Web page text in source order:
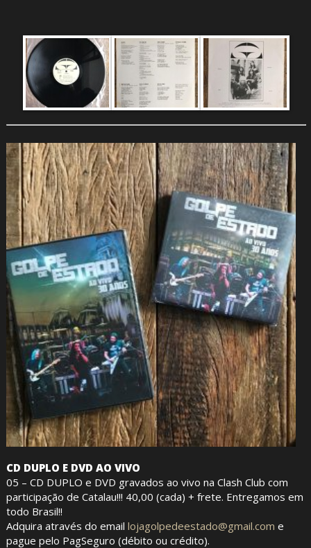
CD DUPLO E DVD AO VIVO
05 – CD DUPLO e DVD gravados ao vivo na Clash Club com
participação de Catalau!!! 40,00 (cada) + frete. Entregamos em
todo Brasil!!
Adquira através do email lojagolpedeestado@gmail.com e
pague pelo PagSeguro (débito ou crédito).